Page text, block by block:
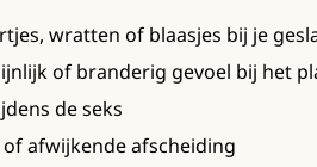
wratten of blaasjes bij je
of branderig gevoel bij het
de seks
afwijkende afscheiding